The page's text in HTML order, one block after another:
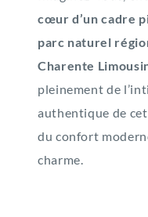
Retour à la
Retour à la
Retour à la
Retour à la
cœur d’un cadre
parc naturel
Charente
pleinement de
authentique de
du confort
charme.